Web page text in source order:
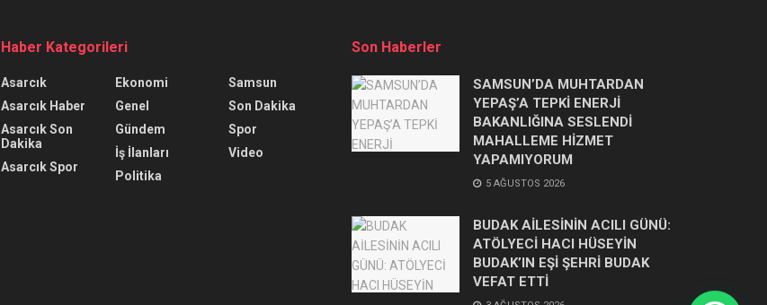
Haber Kategorileri
Asarcık
Asarcık Haber
Asarcık Son
Dakika
Asarcık Spor
Ekonomi
Genel
Gündem
İş İlanları
Politika
Samsun
Son Dakika
Spor
Video
Son Haberler
SAMSUN’DA MUHTARDAN
YEPAŞ’A TEPKİ ENERJİ
BAKANLIĞINA SESLENDİ
MAHALLEME HİZMET
YAPAMIYORUM
5 AĞUSTOS 2026
BUDAK AİLESİNİN ACILI GÜNÜ:
ATÖLYECİ HACI HÜSEYİN
BUDAK’IN EŞİ ŞEHRİ BUDAK
VEFAT ETTİ